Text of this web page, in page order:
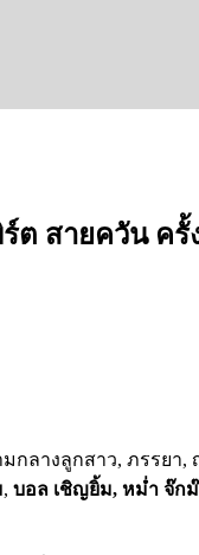
ต สายควัน ครั้
กลางลูกสาว, ภรรยา,
, บอล เชิญยิ้ม, หม่ำ จ๊ก